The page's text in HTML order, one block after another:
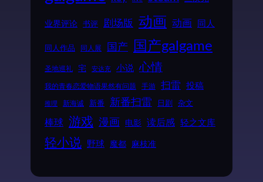
业界评论 书评 剧场版 动画 动画 同人
同人作品 同人展 国产 国产galgame
圣地巡礼 宅 安达充 小说 心情
我的青春恋爱物语果然有问题 手游 扫雷 投稿
推理 新海诚 新番 新番扫雷 日剧 杂文
棒球 游戏 漫画 电影 读后感 轻之文库
轻小说 野球 魔都 麻枝准